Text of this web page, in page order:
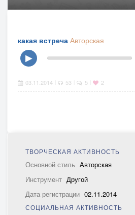
какая встреча Авторская
▶
03.11.2014 53 5 2
ТВОРЧЕСКАЯ АКТИВНОСТЬ
Основной стиль Авторская
Инструмент Другой
Дата регистрации 02.11.2014
СОЦИАЛЬНАЯ АКТИВНОСТЬ